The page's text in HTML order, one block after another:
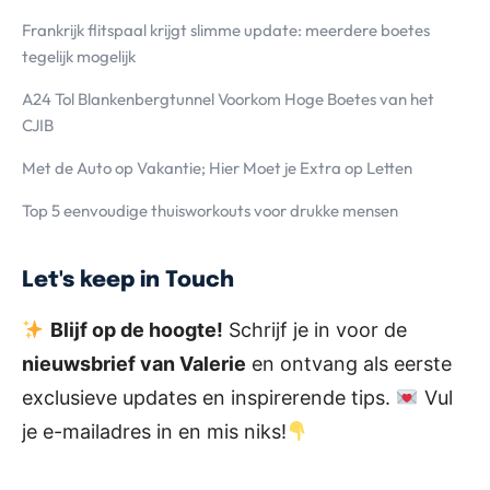
Frankrijk flitspaal krijgt slimme update: meerdere boetes
tegelijk mogelijk
A24 Tol Blankenbergtunnel Voorkom Hoge Boetes van het
CJIB
Met de Auto op Vakantie; Hier Moet je Extra op Letten
Top 5 eenvoudige thuisworkouts voor drukke mensen
Let's keep in Touch
Blijf op de hoogte! Schrijf je in voor de
nieuwsbrief van Valerie en ontvang als eerste
exclusieve updates en inspirerende tips.
Vul
je e-mailadres in en mis niks!